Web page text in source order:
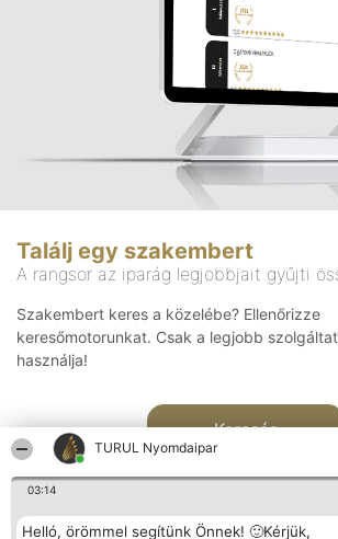
TURUL Nyomdaipar
03:14
Helló, örömmel segítünk Önnek! 🙂Kérjük,
Találj egy szakembert
A rangsor az iparág legjobbjait gyűjti
Szakembert keres a közelébe? Ellenőrizze
keresőmotorunkat. Csak a legjobb
használja!
Keresés